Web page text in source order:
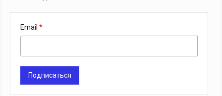
Email
Подписаться